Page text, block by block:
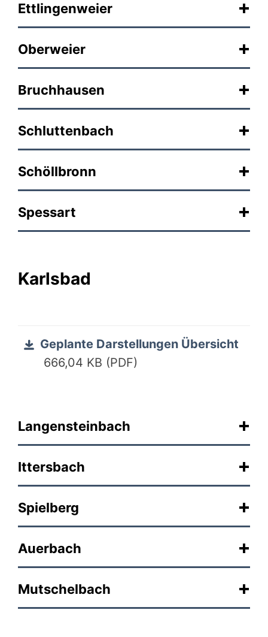
Ettlingenweier
Oberweier
Bruchhausen
Schluttenbach
Schöllbronn
Spessart
Karlsbad
Geplante Darstellungen Übersicht
666,04 KB (PDF)
Langensteinbach
Ittersbach
Spielberg
Auerbach
Mutschelbach